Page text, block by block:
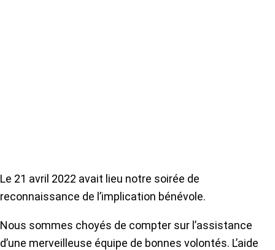
Le 21 avril 2022 avait lieu notre soirée de
reconnaissance de l’implication bénévole.
Nous sommes choyés de compter sur l’assistance
d’une merveilleuse équipe de bonnes volontés. L’aide